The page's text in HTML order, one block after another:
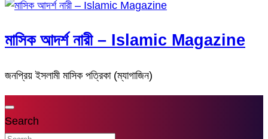
মাসিক আদর্শ নারী – Islamic Magazine
জনপ্রিয় ইসলামী মাসিক পত্রিকা (ম্যাগাজিন)
Search